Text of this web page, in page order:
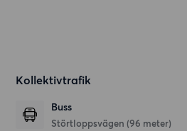
Kollektivtrafik
Buss
Störtloppsvägen (96 meter)